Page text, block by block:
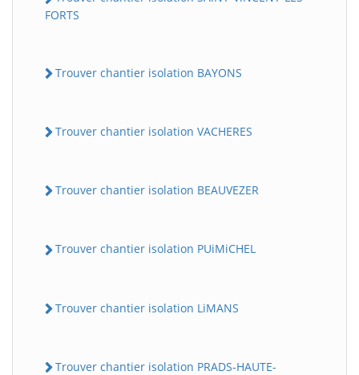
FORTS
Trouver chantier isolation BAYONS
Trouver chantier isolation VACHERES
Trouver chantier isolation BEAUVEZER
Trouver chantier isolation PUiMiCHEL
Trouver chantier isolation LiMANS
Trouver chantier isolation PRADS-HAUTE-